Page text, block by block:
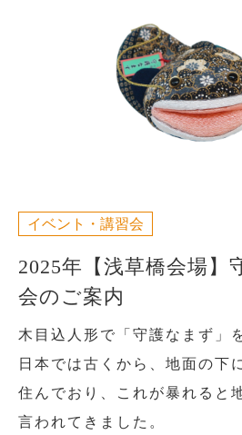
イベント・講習会
2025年【浅草橋会場】
会のご案内
木目込人形で「守護なまず」
日本では古くから、地面の下
住んでおり、これが暴れると
言われてきました。